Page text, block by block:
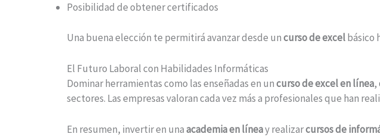
Posibilidad de obtener certificados
Una buena elección te permitirá avanzar desde uncurso de excelbásico
El Futuro Laboral con Habilidades Informáticas
Dominar herramientas como las enseñadas en uncurso de excel en línea,
sectores. Las empresas valoran cada vez más a profesionales que han
En resumen, invertir en unaacademia en líneay realizarcursos de